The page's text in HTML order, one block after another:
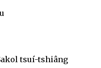
tsuí-tshiâng